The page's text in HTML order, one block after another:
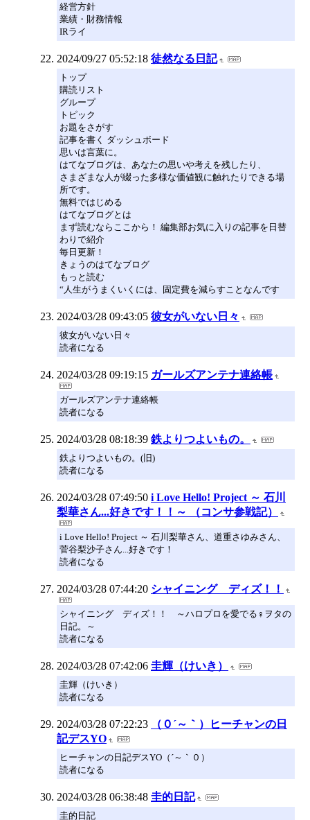
経営方針
業績・財務情報
IRライ
2024/09/27 05:52:18 徒然なる日記
トップ
購読リスト
グループ
トピック
お題をさがす
記事を書く ダッシュボード
思いは言葉に。
はてなブログは、あなたの思いや考えを残したり、
さまざまな人が綴った多様な価値観に触れたりできる場
所です。
無料ではじめる
はてなブログとは
まず読むならここから！ 編集部お気に入りの記事を日替
わりで紹介
毎日更新！
きょうのはてなブログ
もっと読む
“人生がうまくいくには、固定費を減らすことなんです
2024/03/28 09:43:05 彼女がいない日々
彼女がいない日々
読者になる
2024/03/28 09:19:15 ガールズアンテナ連絡帳
ガールズアンテナ連絡帳
読者になる
2024/03/28 08:18:39 鉄よりつよいもの。
鉄よりつよいもの。(旧)
読者になる
2024/03/28 07:49:50 i Love Hello! Project ～ 石川
梨華さん...好きです！！～ （コンサ参戦記）
i Love Hello! Project ～ 石川梨華さん、道重さゆみさん、
菅谷梨沙子さん...好きです！
読者になる
2024/03/28 07:44:20 シャイニング ディズ！！
シャイニング ディズ！！ ～ハロプロを愛でる♀ヲタの
日記。～
読者になる
2024/03/28 07:42:06 圭輝（けいき）
圭輝（けいき）
読者になる
2024/03/28 07:22:23
（０´～｀）ヒーチャンの日
記デスYO
ヒーチャンの日記デスYO（´～｀０）
読者になる
2024/03/28 06:38:48 圭的日記
圭的日記